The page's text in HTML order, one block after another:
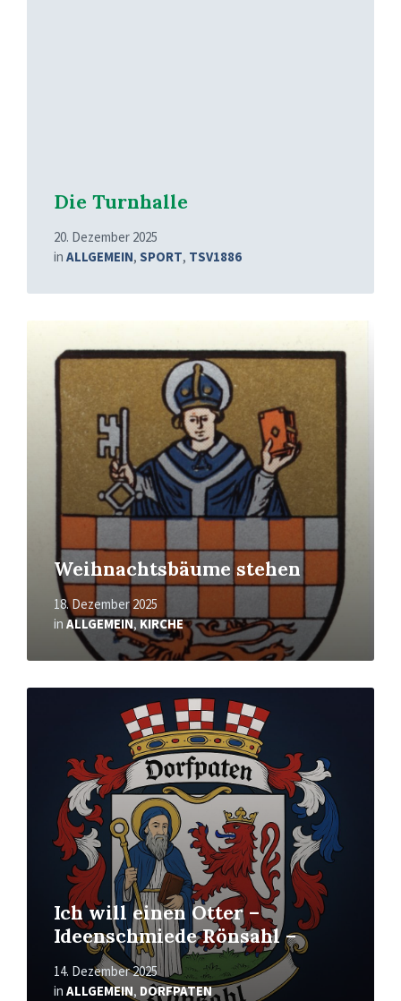
Die Turnhalle
20. Dezember 2025
in ALLGEMEIN, SPORT, TSV1886
Weihnachtsbäume stehen
18. Dezember 2025
in ALLGEMEIN,KIRCHE
erfahren
Ich will einen Otter –
Ideenschmiede Rönsahl –
14. Dezember 2025
in ALLGEMEIN, DORFPATEN
Mehr